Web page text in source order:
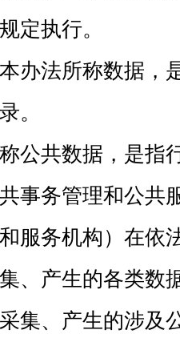
定执行。
办法所称数据，
。
公共数据，是指
事务管理和公共
服务机构）在依
、产生的各类数
集、产生的涉及